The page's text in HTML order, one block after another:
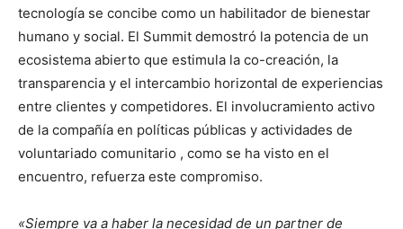
tecnología se concibe como un habilitador de bienestar
humano y social. El Summit demostró la potencia de un
ecosistema abierto que estimula la co-creación, la
transparencia y el intercambio horizontal de experiencias
entre clientes y competidores. El involucramiento activo
de la compañía en políticas públicas y actividades de
voluntariado comunitario , como se ha visto en el
encuentro, refuerza este compromiso.
«Siempre va a haber la necesidad de un partner de